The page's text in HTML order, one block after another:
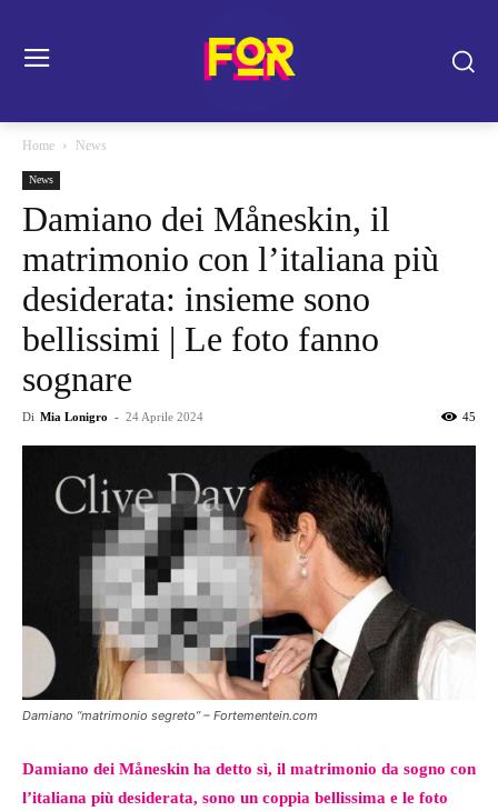
Home News
News
Damiano dei Måneskin, il
matrimonio con l’italiana più
desiderata: insieme sono
bellissimi | Le foto fanno
sognare
Di Mia Lonigro - 24 Aprile 2024 45
Damiano “matrimonio segreto” – Fortementein.com
Damiano dei Måneskin ha detto sì, il matrimonio da sogno con
l’italiana più desiderata, sono un coppia bellissima e le foto